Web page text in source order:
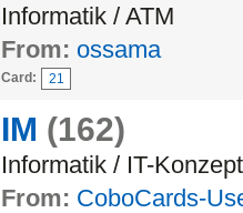
Informatik / ATM
From: ossama
Card: 21
IM (162)
Informatik / IT-
From: CoboCards-